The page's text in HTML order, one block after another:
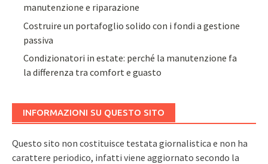
manutenzione e riparazione
Costruire un portafoglio solido con i fondi a gestione
passiva
Condizionatori in estate: perché la manutenzione fa
la differenza tra comfort e guasto
INFORMAZIONI SU QUESTO SITO
Questo sito non costituisce testata giornalistica e non ha
carattere periodico, infatti viene aggiornato secondo la